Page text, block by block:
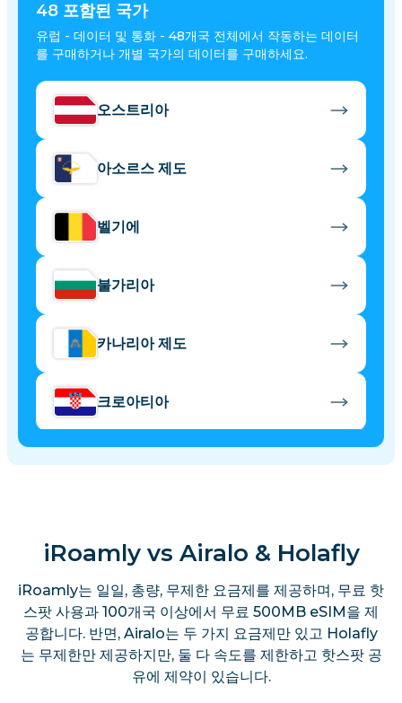
48 포함된 국가
유럽 - 데이터 및 통화 - 48개국 전체에서 작동하는 데이터
를 구매하거나 개별 국가의 데이터를 구매하세요.
오스트리아
아소르스 제도
벨기에
불가리아
카나리아 제도
크로아티아
에스토니아
iRoamly vs Airalo & Holafly
iRoamly는 일일, 총량, 무제한 요금제를 제공하며, 무료 핫
스팟 사용과 100개국 이상에서 무료 500MB eSIM을 제
공합니다. 반면, Airalo는 두 가지 요금제만 있고 Holafly
는 무제한만 제공하지만, 둘 다 속도를 제한하고 핫스팟 공
유에 제약이 있습니다.